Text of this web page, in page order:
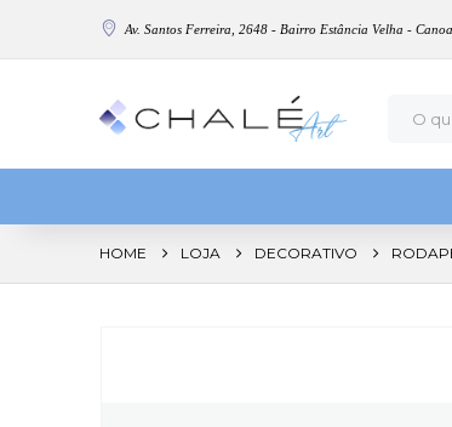
Av. Santos Ferreira, 2648 - Bairro Estância Velha -
HOME LOJA DECORATIVO